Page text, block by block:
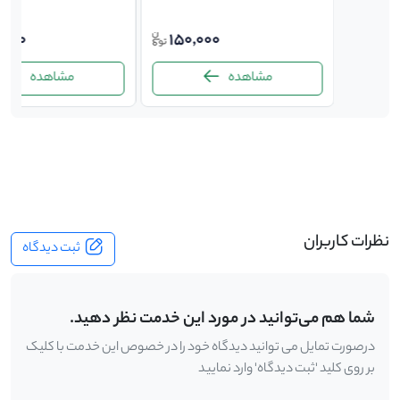
150,000
مشاهده مشاهده
نظرات کاربران ثبت دیدگاه
شما هم می‌توانید در مورد این خدمت نظر دهید.
درصورت تمایل می توانید دیدگاه خود را در خصوص این خدمت با کلیک
بر روی کلید 'ثبت دیدگاه' وارد نمایید